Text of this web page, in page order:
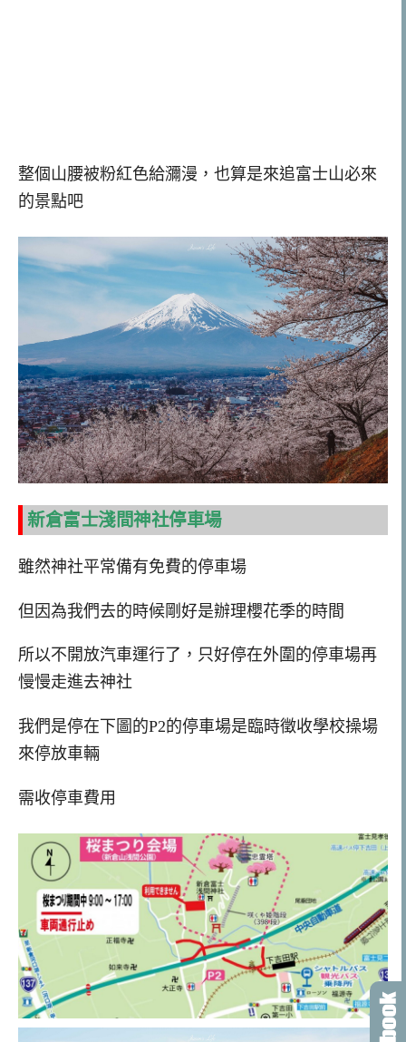
整個山腰被粉紅色給瀰漫，也算是來追富士山必來
的景點吧
新倉富士淺間神社停車場
雖然神社平常備有免費的停車場
但因為我們去的時候剛好是辦理櫻花季的時間
所以不開放汽車運行了，只好停在外圍的停車場再
慢慢走進去神社
我們是停在下圖的P2的停車場是臨時徵收學校操場
來停放車輛
需收停車費用